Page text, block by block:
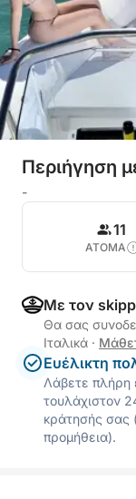
Περιήγηση
-
11
ΑΤΟΜΑ
Με τον
Θα σας
Ιταλικά ·
Ευέλικτη
Λάβετε πλήρη
τουλάχιστον
κράτησής σας
προμήθεια).